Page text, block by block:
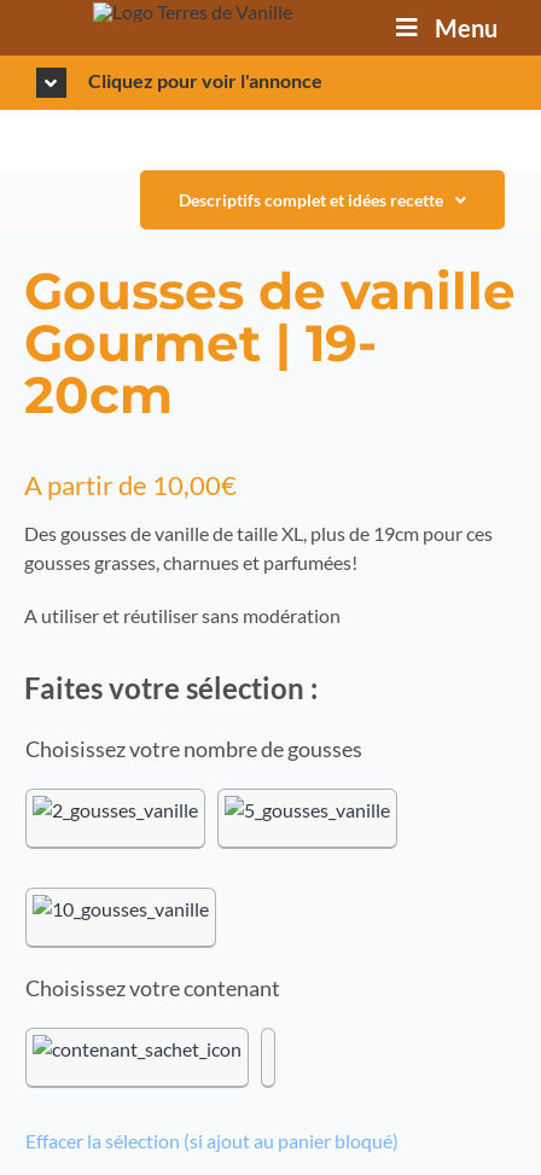
contenu
Menu
Cliquez pour voir l'annonce
Descriptifs complet et idées recette
Gousses de vanille
Gourmet | 19-
20cm
A partir de 10,00€
Des gousses de vanille de taille XL, plus de 19cm pour ces
gousses grasses, charnues et parfumées!
A utiliser et réutiliser sans modération
Faites votre sélection :
nombre de gousses
contenant
Effacer la sélection (si ajout au panier bloqué)